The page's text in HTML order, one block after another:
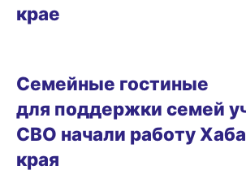
крае
Семейные гостиные
для поддержки семей
СВО начали работу
края